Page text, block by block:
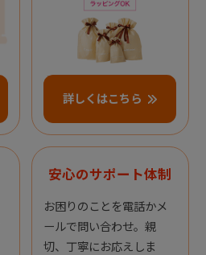
詳しくはこちら
安心のサポート体制
お困りのことを電話かメ
ールで問い合わせ。親
切、丁寧にお応えしま